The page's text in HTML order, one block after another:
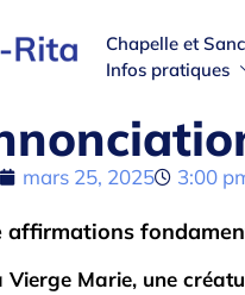
Chapelle et
Infos pratiques
mars 25, 2025 3:00
affirmations
Vierge Marie, une